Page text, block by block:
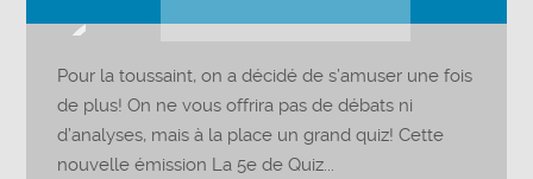
audio
Pour la toussaint, on a décidé de s’amuser une fois
de plus! On ne vous offrira pas de débats ni
d’analyses, mais à la place un grand quiz! Cette
nouvelle émission La 5e de Quiz...